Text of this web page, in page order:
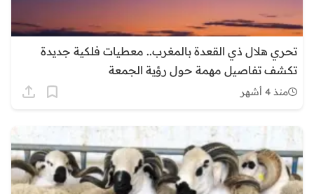
تحري هلال ذي القعدة بالمغرب.. معطيات فلكية جديدة
تكشف تفاصيل مهمة حول رؤية الجمعة
منذ 4 أشهر